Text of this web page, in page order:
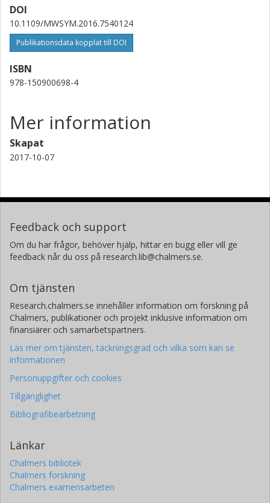
DOI
10.1109/MWSYM.2016.7540124
Publikationsdata kopplat till DOI
ISBN
978-150900698-4
Mer information
Skapat
2017-10-07
Feedback och support
Om du har frågor, behöver hjälp, hittar en bugg eller vill ge
feedback når du oss på research.lib@chalmers.se.
Om tjänsten
Research.chalmers.se innehåller information om forskning på
Chalmers, publikationer och projekt inklusive information om
finansiärer och samarbetspartners.
Läs mer om tjänsten, täckningsgrad och vilka som kan se
informationen
Personuppgifter och cookies
Tillgänglighet
Bibliografibearbetning
Länkar
Chalmers bibliotek
Chalmers forskning
Chalmers examensarbeten